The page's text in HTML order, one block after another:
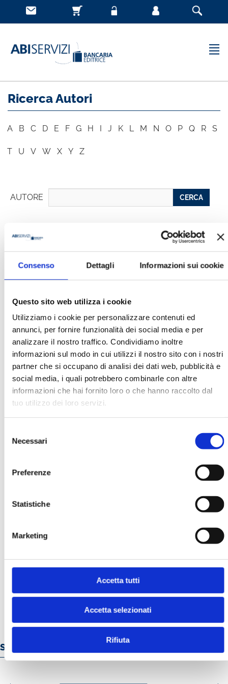
Consenso Dettagli Informazioni sui cookie
Questo sito web utilizza i cookie
Utilizziamo i cookie per personalizzare contenuti ed
annunci, per fornire funzionalità dei social media e per
analizzare il nostro traffico. Condividiamo inoltre
informazioni sul modo in cui utilizzi il nostro sito con i nostri
partner che si occupano di analisi dei dati web, pubblicità e
social media, i quali potrebbero combinarle con altre
informazioni che hai fornito loro o che hanno raccolto dal
tuo utilizzo dei loro servizi.
delNecessari
Preferenze
Statistiche
Marketing
Accetta tutti
Accetta selezionati
Rifiuta
Ricerca Autori
A B C D E F G H I J K L M N O P Q R S
T U V W X Y Z
AUTORE CERCA
Raffaele Loffredo
Ha pubblicato con noi
LA GESTIONE DEI RISCHI FINANZIARI
BANCA CENTRALE EBOOK
Servizi e prodotti online